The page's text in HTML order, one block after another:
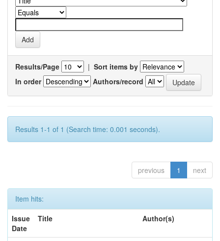
Results/Page | Sort items by
In order
Authors/record
Results 1-1 of 1 (Search time: 0.001 seconds).
previous 1 next
Item hits:
Issue
Date
Title Author(s)